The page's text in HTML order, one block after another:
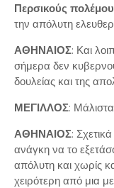
Περσικούς
την απόλυτη
ΑΘΗΝΑΙΟΣ: Και
σήμερα δεν
δουλείας και της
ΜΕΓΙΛΛΟΣ:
ΑΘΗΝΑΙΟΣ:
ανάγκη να το
απόλυτη και χωρίς
χειρότερη από μια